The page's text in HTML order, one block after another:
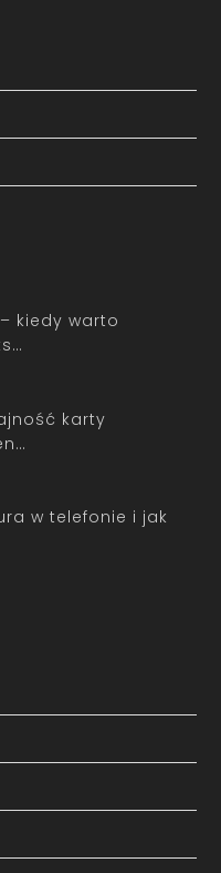
kiedy warto
karty
w telefonie i jak